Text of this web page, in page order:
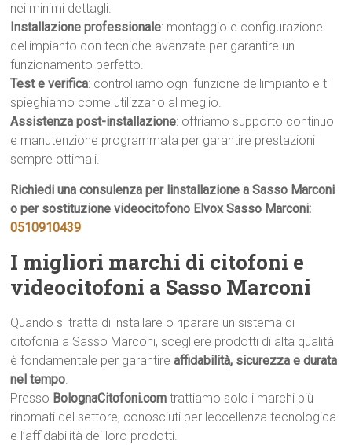
nei minimi dettagli.
Installazione professionale: montaggio e configurazione
dellimpianto con tecniche avanzate per garantire un
funzionamento perfetto.
Test e verifica: controlliamo ogni funzione dellimpianto e ti
spieghiamo come utilizzarlo al meglio.
Assistenza post-installazione: offriamo supporto continuo
e manutenzione programmata per garantire prestazioni
sempre ottimali.
Richiedi una consulenza per linstallazione a Sasso Marconi
o per sostituzione videocitofono Elvox Sasso Marconi:
0510910439
I migliori marchi di citofoni e
videocitofoni a Sasso Marconi
Quando si tratta di installare o riparare un sistema di
citofonia a Sasso Marconi, scegliere prodotti di alta qualità
è fondamentale per garantireaffidabilità, sicurezza e durata
nel tempo.
Presso BolognaCitofoni.com trattiamo solo i marchi più
rinomati del settore, conosciuti per leccellenza tecnologica
e l’affidabilità dei loro prodotti.